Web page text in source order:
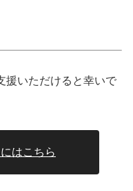
援いただけると幸いで
はこちら